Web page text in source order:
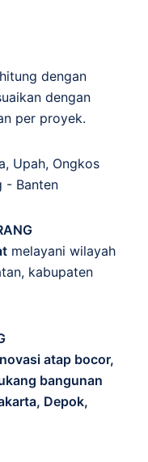
dengan
dengan
per proyek.
, Upah, Ongkos
- Banten
melayani wilayah
kabupaten
atap bocor,
bangunan
Depok,